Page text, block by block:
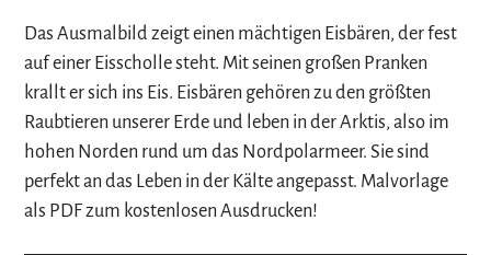
Das Ausmalbild zeigt einen mächtigen Eisbären, der fest
auf einer Eisscholle steht. Mit seinen großen Pranken
krallt er sich ins Eis. Eisbären gehören zu den größten
Raubtieren unserer Erde und leben in der Arktis, also im
hohen Norden rund um das Nordpolarmeer. Sie sind
perfekt an das Leben in der Kälte angepasst. Malvorlage
als PDF zum kostenlosen Ausdrucken!